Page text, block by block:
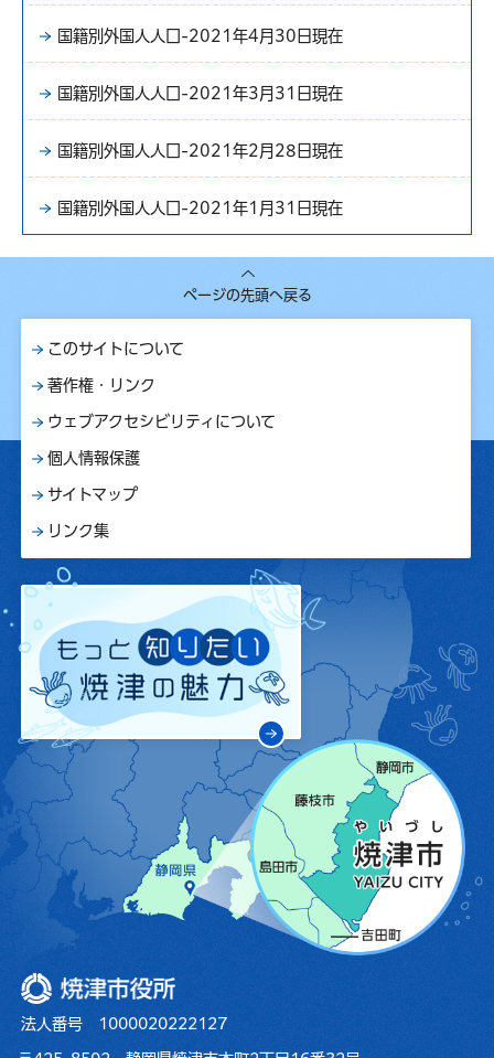
国籍別外国人人口-2021年4月30日現在
国籍別外国人人口-2021年3月31日現在
国籍別外国人人口-2021年2月28日現在
国籍別外国人人口-2021年1月31日現在
ページの先頭へ戻る
このサイトについて
著作権・リンク
ウェブアクセシビリティについて
個人情報保護
サイトマップ
リンク集
焼津市役所
法人番号 1000020222127